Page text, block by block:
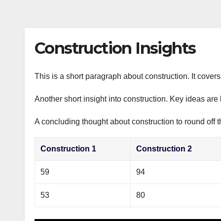
Construction Insights
This is a short paragraph about construction. It
Another short insight into construction. Key ideas
A concluding thought about construction to round off
Construction 1 Construction 2
59 94
53 80